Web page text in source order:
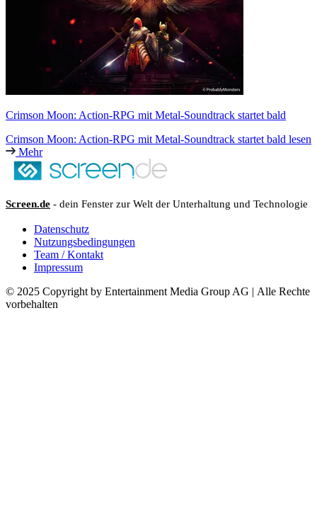
Crimson Moon: Action-RPG mit Metal-Soundtrack startet bald
Crimson Moon: Action-RPG mit Metal-Soundtrack startet bald lesen
Mehr
Screen.de - dein Fenster zur Welt der Unterhaltung und Technologie
Datenschutz
Nutzungsbedingungen
Team / Kontakt
Impressum
© 2025 Copyright by Entertainment Media Group AG | Alle Rechte
vorbehalten